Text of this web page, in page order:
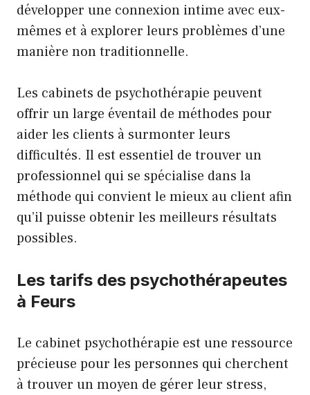
développer une connexion intime avec eux-
mêmes et à explorer leurs problèmes d’une
manière non traditionnelle.
Les cabinets de psychothérapie peuvent
offrir un large éventail de méthodes pour
aider les clients à surmonter leurs
difficultés. Il est essentiel de trouver un
professionnel qui se spécialise dans la
méthode qui convient le mieux au client afin
qu’il puisse obtenir les meilleurs résultats
possibles.
Les tarifs des psychothérapeutes
à Feurs
Le cabinet psychothérapie est une ressource
précieuse pour les personnes qui cherchent
à trouver un moyen de gérer leur stress,